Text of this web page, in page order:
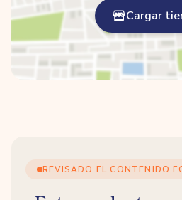
Cargar
REVISADO EL CONTENIDO